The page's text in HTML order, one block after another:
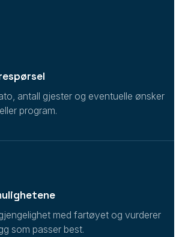
antall gjester og eventuelle ønsker
program.
med fartøyet og vurderer
som passer best.